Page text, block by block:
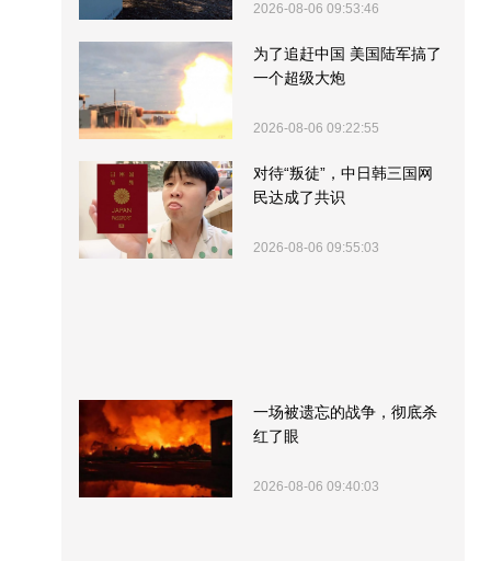
2026-08-06 09:53:46
为了追赶中国 美国陆军搞了
一个超级大炮
2026-08-06 09:22:55
对待“叛徒”，中日韩三国网
民达成了共识
2026-08-06 09:55:03
一场被遗忘的战争，彻底杀
红了眼
2026-08-06 09:40:03